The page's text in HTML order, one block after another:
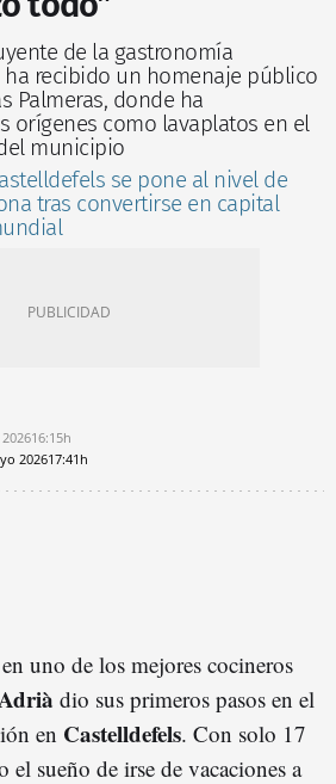
de la gastronomía
recibido un homenaje público
Palmeras, donde ha
orígenes como lavaplatos en el
municipio
se pone al nivel de
tras convertirse en capital
16:15h
202617:41h
uno de los mejores cocineros
dio sus primeros pasos en el
en Castelldefels. Con solo 17
el sueño de irse de vacaciones a